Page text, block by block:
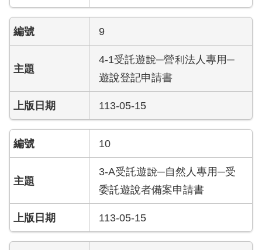
法
案
專
弊
者
護
專
人
資
料
9
4-1受託遊說─營利法人專用─
遊說登記申請書
113-05-15
10
3-A受託遊說─自然人專用─受
委託遊說者備案申請書
113-05-15